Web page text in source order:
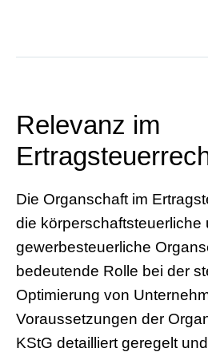
Relevanz im
Die Organschaft im
die körperschaftsteuerliche
gewerbesteuerliche
bedeutende Rolle bei der
Optimierung von
Voraussetzungen der
KStG detailliert geregelt